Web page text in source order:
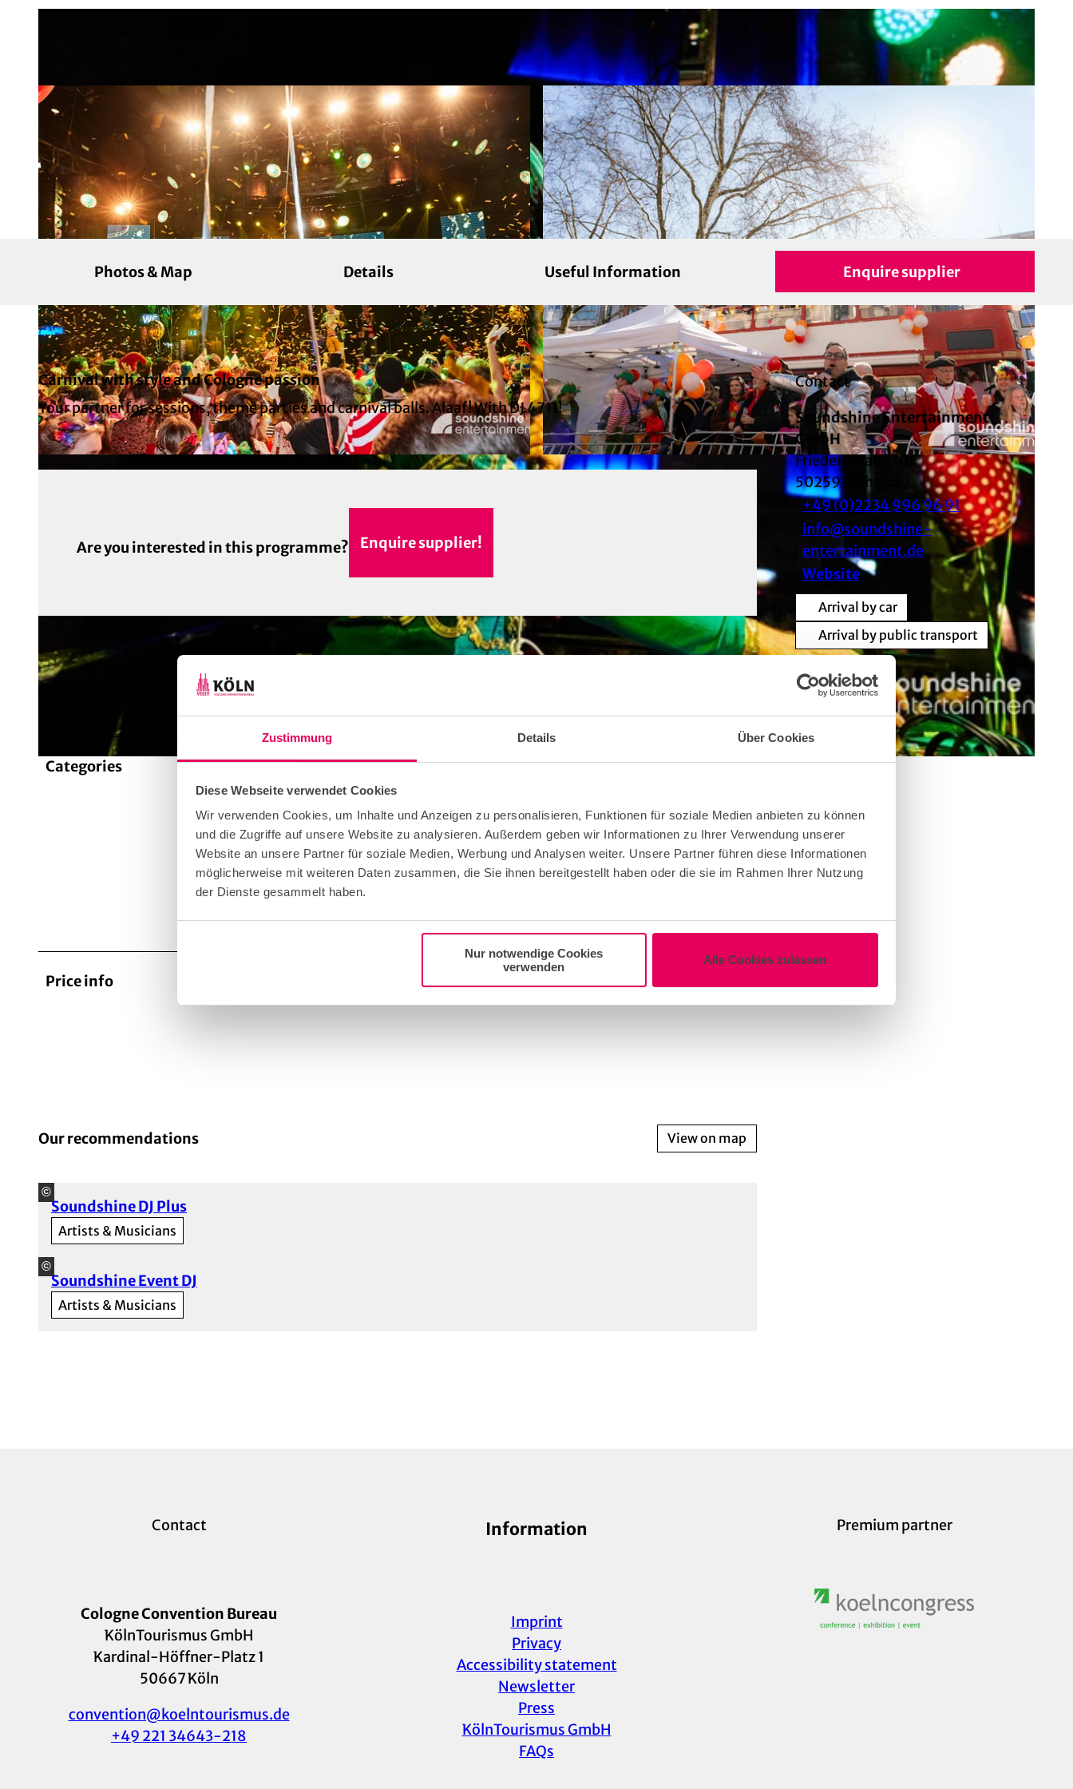
Zustimmung Details Über Cookies
Diese Webseite verwendet Cookies
Wir verwenden Cookies, um Inhalte und Anzeigen zu personalisieren, Funktionen für soziale Medien anbieten zu können
und die Zugriffe auf unsere Website zu analysieren. Außerdem geben wir Informationen zu Ihrer Verwendung unserer
Website an unsere Partner für soziale Medien, Werbung und Analysen weiter. Unsere Partner führen diese Informationen
möglicherweise mit weiteren Daten zusammen, die Sie ihnen bereitgestellt haben oder die sie im Rahmen Ihrer Nutzung
der Dienste gesammelt haben.
Nur notwendige Cookies
verwenden
Alle Cookies zulassen
© Soundshine Entertainment GmbH, Foto: Benno Klandt
© Soundshine Entertainment GmbH
Photos & Map Details Useful Information Enquire supplier
Carnival with style and Cologne passion
Your partner for sessions, theme parties and carnival balls. Alaaf! With DJ 4711!
Are you interested in this programme? Enquire supplier!
Categories
Carnival
Price info
Our recommendations View on map
©
Soundshine DJ Plus
Artists & Musicians
©
Soundshine Event DJ
Artists & Musicians
Contact
Soundshine Entertainment
GmbH
Friedenstraße 10
50259 Pulheim
+49 (0)2234 996 96 91
info@soundshine-
entertainment.de
Website
Arrival by car
Arrival by public transport
Contact
Cologne Convention Bureau
KölnTourismus GmbH
Kardinal-Höffner-Platz 1
50667 Köln
convention@koelntourismus.de
+49 221 34643-218
Information
Imprint
Privacy
Accessibility statement
Newsletter
Press
KölnTourismus GmbH
FAQs
Premium partner